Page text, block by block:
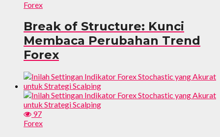
Forex
Break of Structure: Kunci
Membaca Perubahan Trend
Forex
97
Forex